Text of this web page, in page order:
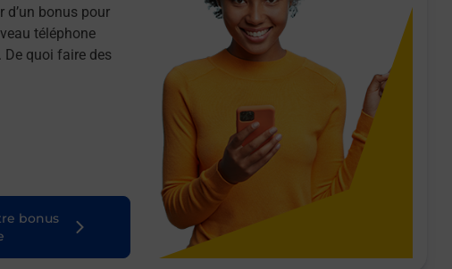
d’un bonus pour
téléphone
De quoi faire des
bonus